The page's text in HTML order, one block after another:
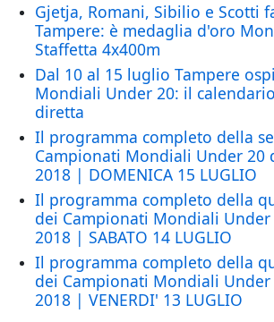
Gjetja, Romani, Sibilio e Scotti
Tampere: è medaglia d'oro
Staffetta 4x400m
Dal 10 al 15 luglio Tampere
Mondiali Under 20: il
diretta
Il programma completo della
Campionati Mondiali Under 20
2018 | DOMENICA 15 LUGLIO
Il programma completo della
dei Campionati Mondiali Under
2018 | SABATO 14 LUGLIO
Il programma completo della
dei Campionati Mondiali Under
2018 | VENERDI' 13 LUGLIO